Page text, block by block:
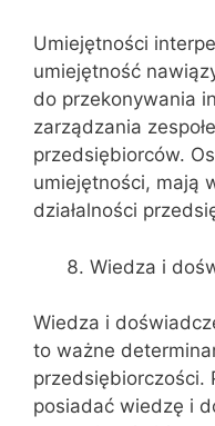
Umiejętności
umiejętność
do przekonywania
zarządzania
przedsiębiorców.
umiejętności, mają
działalności
Wiedza i
Wiedza i
to ważne
przedsiębiorczości.
posiadać wiedzę i